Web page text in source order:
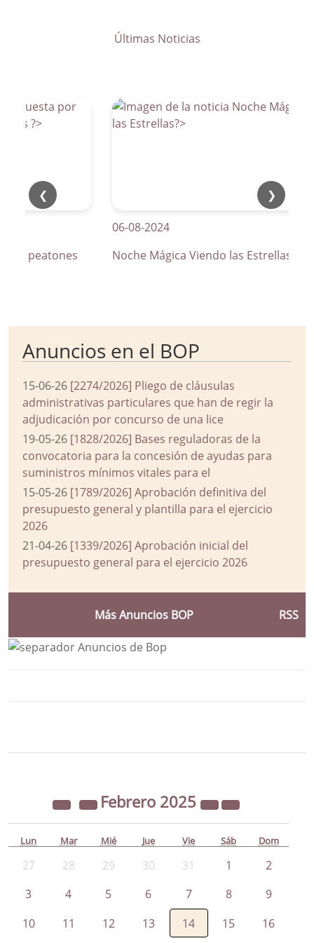
Últimas Noticias
❮ ❯
de peatones
06-08-2024
Noche Mágica Viendo las Estrellas
Anuncios en el BOP
15-06-26 [2274/2026] Pliego de cláusulas
administrativas particulares que han de regir la
adjudicación por concurso de una lice
19-05-26 [1828/2026] Bases reguladoras de la
convocatoria para la concesión de ayudas para
suministros mínimos vitales para el
15-05-26 [1789/2026] Aprobación definitiva del
presupuesto general y plantilla para el ejercicio
2026
21-04-26 [1339/2026] Aprobación inicial del
presupuesto general para el ejercicio 2026
Más Anuncios BOP RSS
Febrero 2025
Lun Mar Mié Jue Vie Sáb Dom
27 28 29 30 31 1
2
3
4 5 6 7 8
9
10
11 12 13 14 15 16